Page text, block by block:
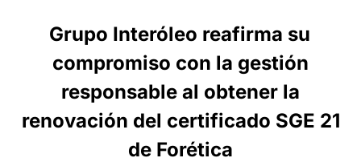
Grupo Interóleo reafirma su
compromiso con la gestión
responsable al obtener la
renovación del certificado SGE 21
de Forética